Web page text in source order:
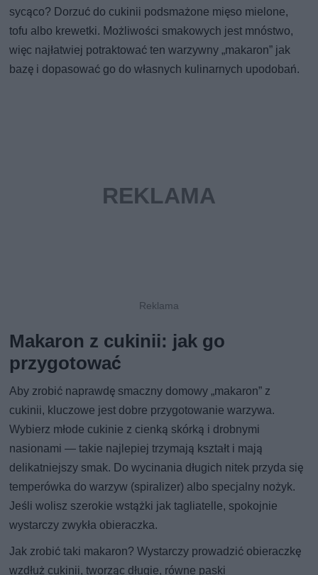
sycąco? Dorzuć do cukinii podsmażone mięso mielone,
tofu albo krewetki. Możliwości smakowych jest mnóstwo,
więc najłatwiej potraktować ten warzywny „makaron” jak
bazę i dopasować go do własnych kulinarnych upodobań.
Makaron z cukinii: jak go
przygotować
Aby zrobić naprawdę smaczny domowy „makaron” z
cukinii, kluczowe jest dobre przygotowanie warzywa.
Wybierz młode cukinie z cienką skórką i drobnymi
nasionami — takie najlepiej trzymają kształt i mają
delikatniejszy smak. Do wycinania długich nitek przyda się
temperówka do warzyw (spiralizer) albo specjalny nożyk.
Jeśli wolisz szerokie wstążki jak tagliatelle, spokojnie
wystarczy zwykła obieraczka.
Jak zrobić taki makaron? Wystarczy prowadzić obieraczkę
wzdłuż cukinii, tworząc długie, równe paski